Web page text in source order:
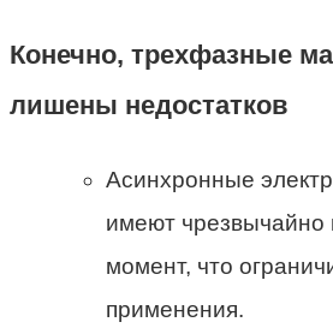
Конечно, трехфазные
лишены недостатков
Асинхронные
имеют чрезвычайно
момент, что
применения.